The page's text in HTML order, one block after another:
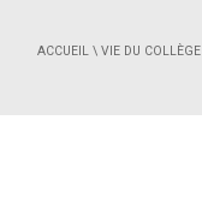
ACCUEIL \ VIE DU COLLÈGE